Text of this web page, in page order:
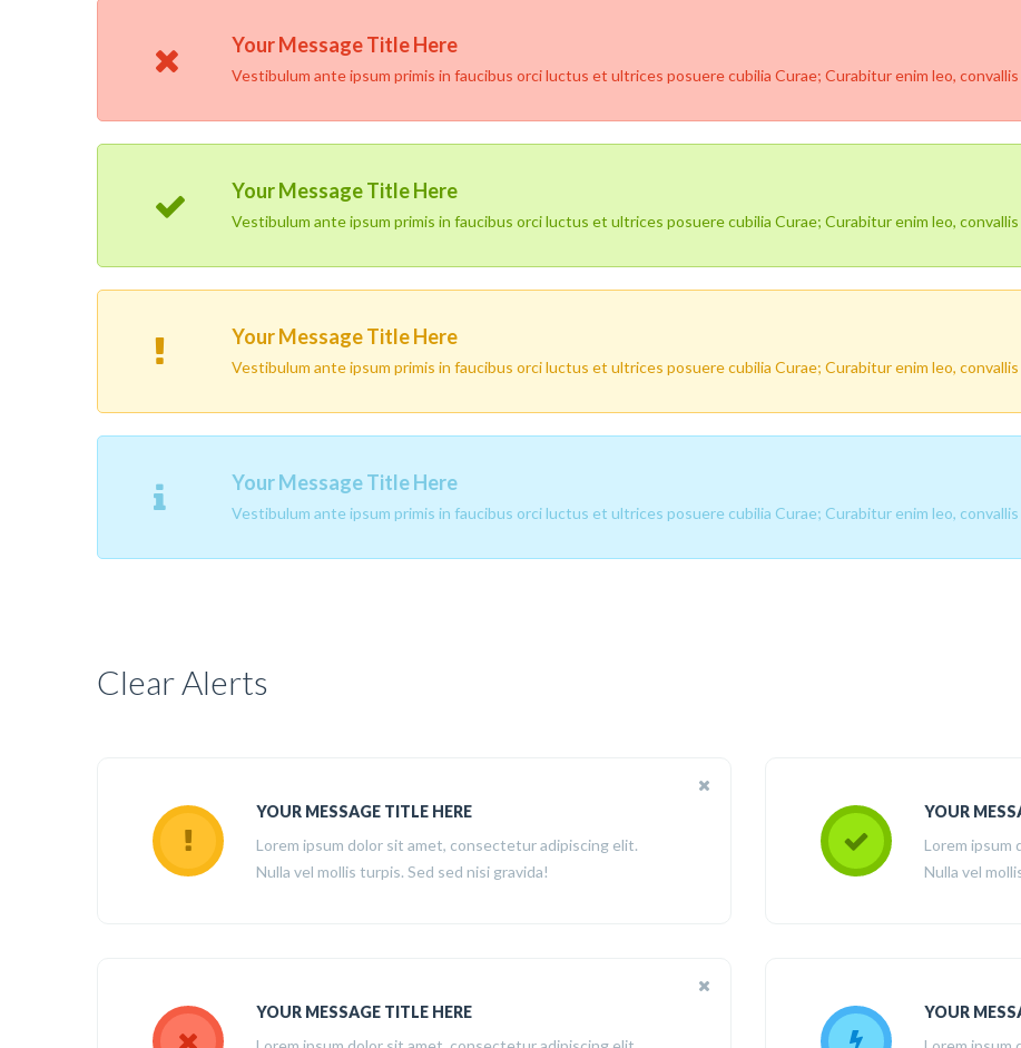
Your Message Title Here
Vestibulum ante ipsum primis in faucibus orci luctus et ultrices posuere cubilia Curae; Curabitur enim leo,
Your Message Title Here
Vestibulum ante ipsum primis in faucibus orci luctus et ultrices posuere cubilia Curae; Curabitur enim leo,
Your Message Title Here
Vestibulum ante ipsum primis in faucibus orci luctus et ultrices posuere cubilia Curae; Curabitur enim leo,
Your Message Title Here
Vestibulum ante ipsum primis in faucibus orci luctus et ultrices posuere cubilia Curae; Curabitur enim leo,
Clear Alerts
YOUR MESSAGE TITLE HERE
Lorem ipsum dolor sit amet, consectetur adipiscing elit.
Nulla vel mollis turpis. Sed sed nisi gravida!
YOUR MESSAGE TITLE HERE
YOUR
Lorem ipsum
Nulla vel
YOUR